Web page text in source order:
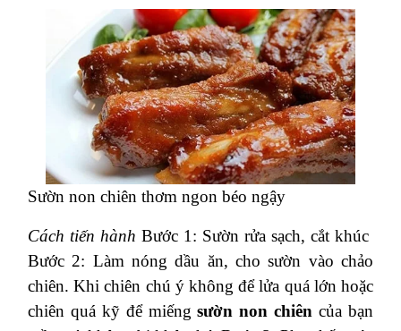
Sườn non chiên thơm ngon béo ngậy
Cách tiến hành Bước 1: Sườn rửa sạch, cắt khúc
Bước 2: Làm nóng dầu ăn, cho sườn vào chảo
chiên. Khi chiên chú ý không để lửa quá lớn hoặc
chiên quá kỹ để miếngsườn non chiên của bạn